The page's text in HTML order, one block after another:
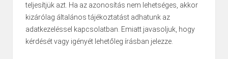
teljesítjük azt. Ha az azonosítás nem lehetséges, akkor
kizárólag általános tájékoztatást adhatunk az
adatkezeléssel kapcsolatban. Emiatt javasoljuk, hogy
kérdését vagy igényét lehetőleg írásban jelezze.